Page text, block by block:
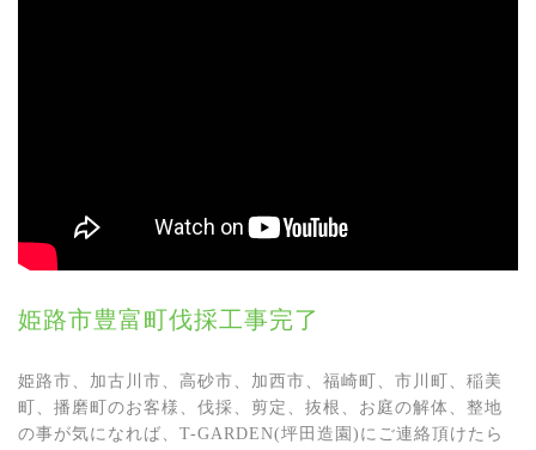
姫路市豊富町伐採工事完了
姫路市、加古川市、高砂市、加西市、福崎町、市川町、稲美
町、播磨町のお客様、伐採、剪定、抜根、お庭の解体、整地
の事が気になれば、T-GARDEN(坪田造園)にご連絡頂けたら